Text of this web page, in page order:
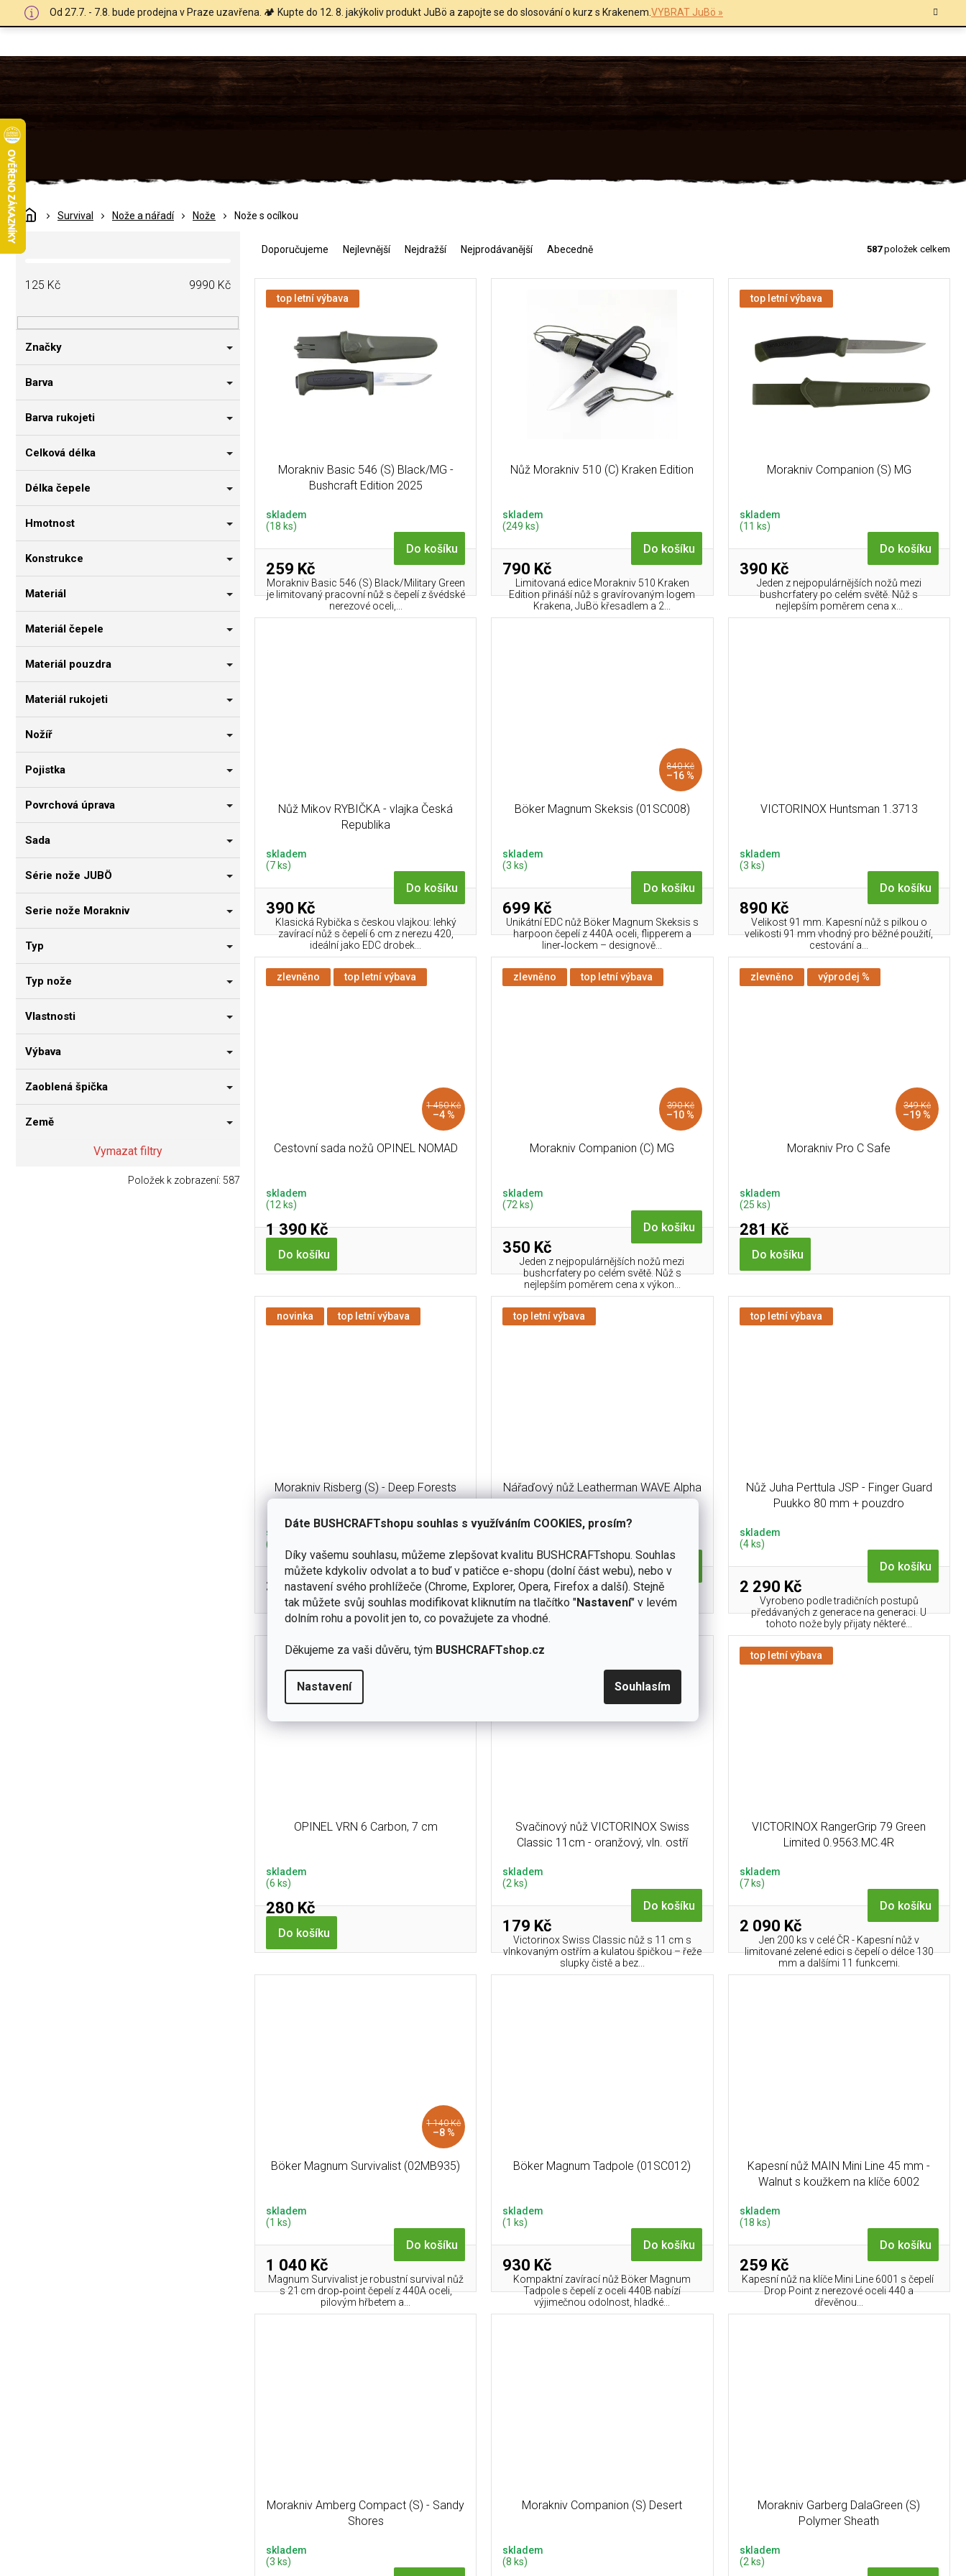
Dáte BUSHCRAFTshopu souhlas s využíváním COOKIES, prosím?
Díky vašemu souhlasu, můžeme zlepšovat kvalitu BUSHCRAFTshopu. Souhlas
můžete kdykoliv odvolat a to buď v patičce e-shopu (dolní část webu), nebo v
nastavení svého prohlížeče (Chrome, Explorer, Opera, Firefox a další). Stejně
tak můžete svůj souhlas modifikovat kliknutím na tlačítko "Nastavení" v levém
dolním rohu a povolit jen to, co považujete za vhodné.
Děkujeme za vaši důvěru, tým BUSHCRAFTshop.cz
Nastavení Souhlasím
Od 27.7. - 7.8. bude prodejna v Praze uzavřena. 🏕️ Kupte do 12. 8. jakýkoliv produkt JuBö a zapojte se do slosování o kurz s Krakenem.VYBRAT JuBö »
DomůSurvival Nože a nářadí Nože Nože s ocílkou
P
o
a
n
í
a
125 Kč 9990 Kč
Značky
Barva
Barva rukojeti
Celková délka
Délka čepele
Hmotnost
Konstrukce
Materiál
Materiál čepele
Materiál pouzdra
Materiál rukojeti
Nožíř
Pojistka
Povrchová úprava
Sada
Série nože JUBÖ
Serie nože Morakniv
Typ
Typ nože
Vlastnosti
Výbava
Zaoblená špička
Země
Vymazat filtry
Položek k zobrazení: 587
e
Doporučujeme Nejlevnější Nejdražší Nejprodávanější Abecedně 587položek celkem
top letní výbava
Morakniv Basic 546 (S) Black/MG -
Bushcraft Edition 2025
skladem
(18 ks)
259 Kč
Do košíku
Morakniv Basic 546 (S) Black/Military Green
je limitovaný pracovní nůž s čepelí z švédské
nerezové oceli,...
Nůž Morakniv 510 (C) Kraken Edition
skladem
(249 ks)
790 Kč
Do košíku
Limitovaná edice Morakniv 510 Kraken
Edition přináší nůž s gravírovaným logem
Krakena, JuBö křesadlem a 2...
top letní výbava
Morakniv Companion (S) MG
skladem
(11 ks)
390 Kč
Do košíku
Jeden z nejpopulárnějších nožů mezi
bushcrfatery po celém světě. Nůž s
nejlepším poměrem cena x...
Nůž Mikov RYBIČKA - vlajka Česká
Republika
skladem
(7 ks)
390 Kč
Do košíku
Klasická Rybička s českou vlajkou: lehký
zavírací nůž s čepelí 6 cm z nerezu 420,
ideální jako EDC drobek...
840 Kč
–16 %
Böker Magnum Skeksis (01SC008)
skladem
(3 ks)
699 Kč
Do košíku
Unikátní EDC nůž Böker Magnum Skeksis s
harpoon čepelí z 440A oceli, flipperem a
liner‑lockem – designově...
VICTORINOX Huntsman 1.3713
skladem
(3 ks)
890 Kč
Do košíku
Velikost 91 mm. Kapesní nůž s pilkou o
velikosti 91 mm vhodný pro běžné použití,
cestování a...
zlevněno top letní výbava
1 450 Kč
–4 %
Cestovní sada nožů OPINEL NOMAD
skladem
(12 ks)
1 390 Kč
Do košíku
zlevněno top letní výbava
390 Kč
–10 %
Morakniv Companion (C) MG
skladem
(72 ks)
350 Kč
Do košíku
Jeden z nejpopulárnějších nožů mezi
bushcrfatery po celém světě. Nůž s
nejlepším poměrem cena x výkon...
zlevněno výprodej %
349 Kč
–19 %
Morakniv Pro C Safe
skladem
(25 ks)
281 Kč
Do košíku
novinka top letní výbava
Morakniv Risberg (S) - Deep Forests
skladem
(26 ks)
375 Kč
Do košíku
Lehký outdoorový nůž Morakniv Risberg S s
čepelí 91 mm z nerezové švédské oceli
12C27 (Alleima) a Scandi...
top letní výbava
Nářaďový nůž Leatherman WAVE Alpha
Obsidian + Bitkit Black ZDARMA
6 390 Kč
Do košíku
Leatherman Wave Alpha Obsidian v sadě s
Bit Kit přidá k multitoolu rovnou 21
oboustranných bitů (42 hrotů)...
top letní výbava
Nůž Juha Perttula JSP - Finger Guard
Puukko 80 mm + pouzdro
skladem
(4 ks)
2 290 Kč
Do košíku
Vyrobeno podle tradičních postupů
předávaných z generace na generaci. U
tohoto nože byly přijaty některé...
OPINEL VRN 6 Carbon, 7 cm
skladem
(6 ks)
280 Kč
Do košíku
Svačinový nůž VICTORINOX Swiss
Classic 11cm - oranžový, vln. ostří
skladem
(2 ks)
179 Kč
Do košíku
Victorinox Swiss Classic nůž s 11 cm s
vlnkovaným ostřím a kulatou špičkou – řeže
slupky čistě a bez...
top letní výbava
VICTORINOX RangerGrip 79 Green
Limited 0.9563.MC.4R
skladem
(7 ks)
2 090 Kč
Do košíku
Jen 200 ks v celé ČR - Kapesní nůž v
limitované zelené edici s čepelí o délce 130
mm a dalšími 11 funkcemi.
1 140 Kč
–8 %
Böker Magnum Survivalist (02MB935)
skladem
(1 ks)
1 040 Kč
Do košíku
Magnum Survivalist je robustní survival nůž
s 21 cm drop‑point čepelí z 440A oceli,
pilovým hřbetem a...
Böker Magnum Tadpole (01SC012)
skladem
(1 ks)
930 Kč
Do košíku
Kompaktní zavírací nůž Böker Magnum
Tadpole s čepelí z oceli 440B nabízí
výjimečnou odolnost, hladké...
Kapesní nůž MAIN Mini Line 45 mm -
Walnut s koužkem na klíče 6002
skladem
(18 ks)
259 Kč
Do košíku
Kapesní nůž na klíče Mini Line 6001 s čepelí
Drop Point z nerezové oceli 440 a
dřevěnou...
Morakniv Amberg Compact (S) - Sandy
Shores
skladem
(3 ks)
Morakniv Companion (S) Desert
skladem
(8 ks)
Morakniv Garberg DalaGreen (S)
Polymer Sheath
skladem
(2 ks)